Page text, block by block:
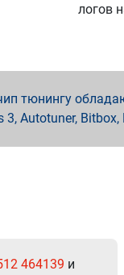
логов
тюнингу
3, Autotuner,
464139 и